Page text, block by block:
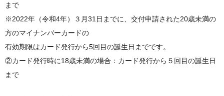
まで
※2022年（令和4年）３月31日までに、交付申請された20歳未満の
方のマイナンバーカードの
有効期限はカード発行から5回目の誕生日までです。
②カード発行時に18歳未満の場合：カード発行から５回目の誕生日
まで